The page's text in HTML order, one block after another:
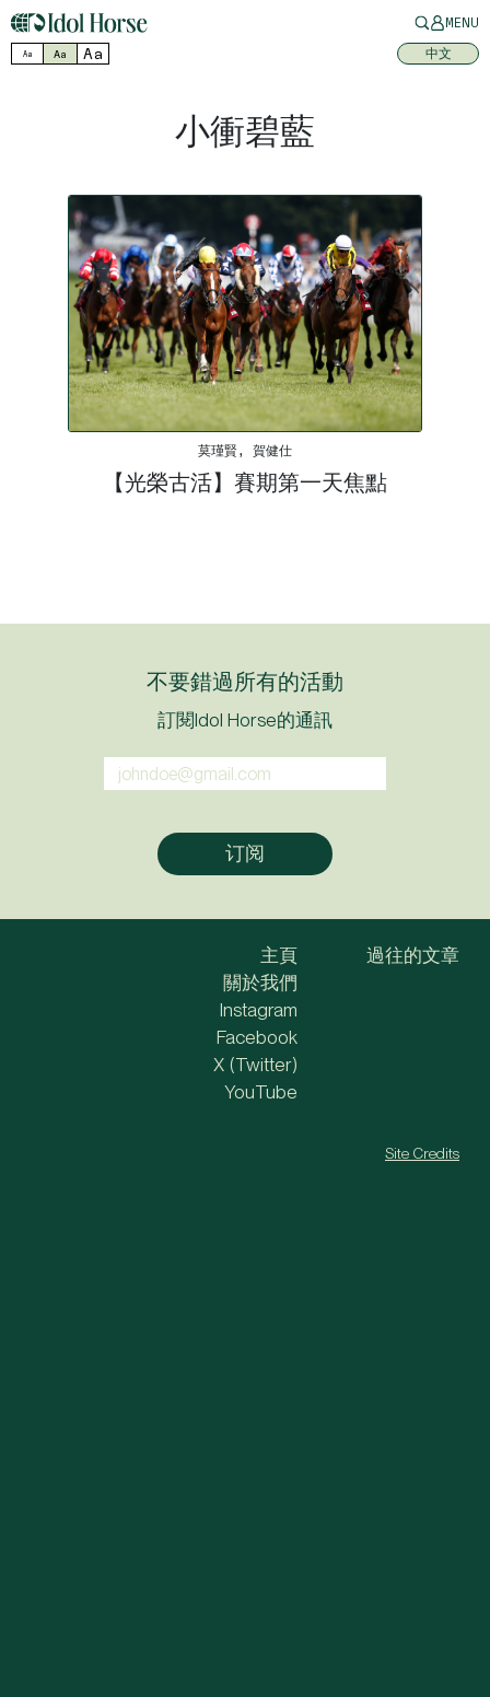
MENU
Aa Aa Aa 中文
小衝碧藍
莫瑾賢, 賀健仕
【光榮古活】賽期第一天焦點
不要錯過所有的活動
訂閱Idol Horse的通訊
主頁
關於我們
過往的文章
Instagram
Facebook
X (Twitter)
YouTube
Site Credits